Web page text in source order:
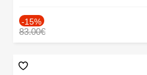
-15%
83.00€